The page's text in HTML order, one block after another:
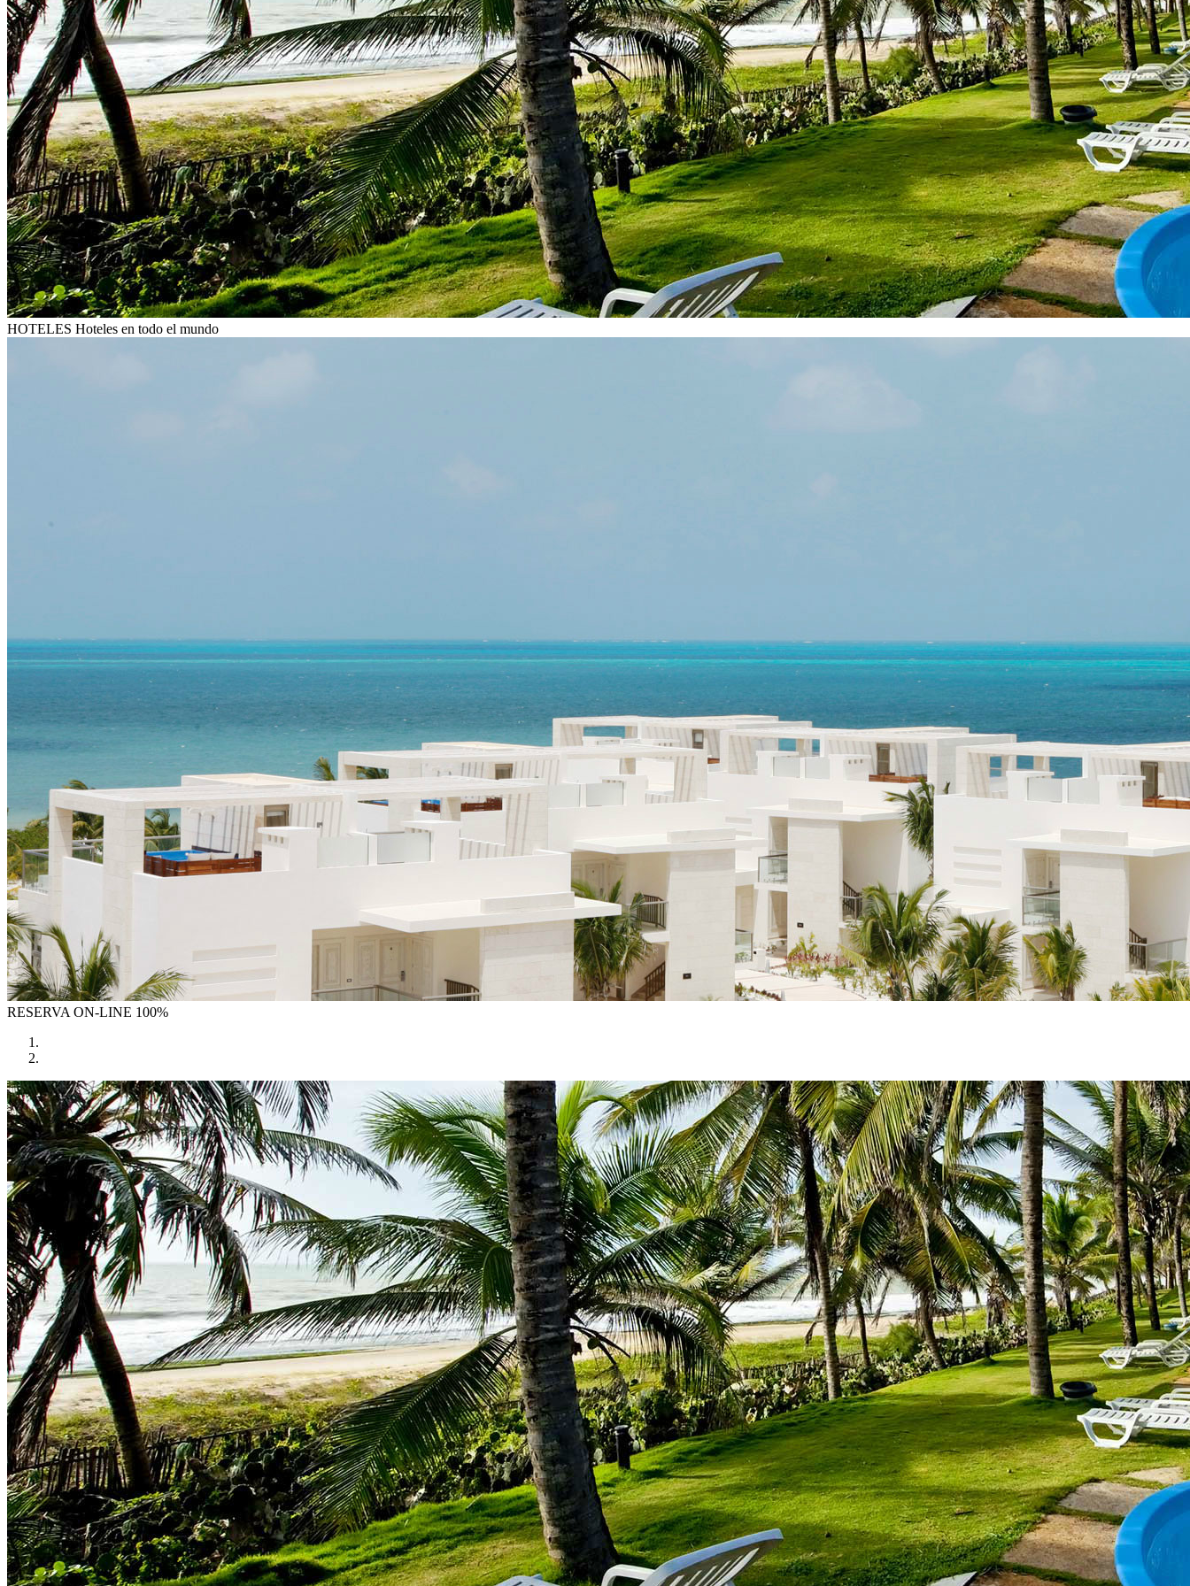
HOTELES Hoteles en todo el mundo
RESERVA ON-LINE 100%